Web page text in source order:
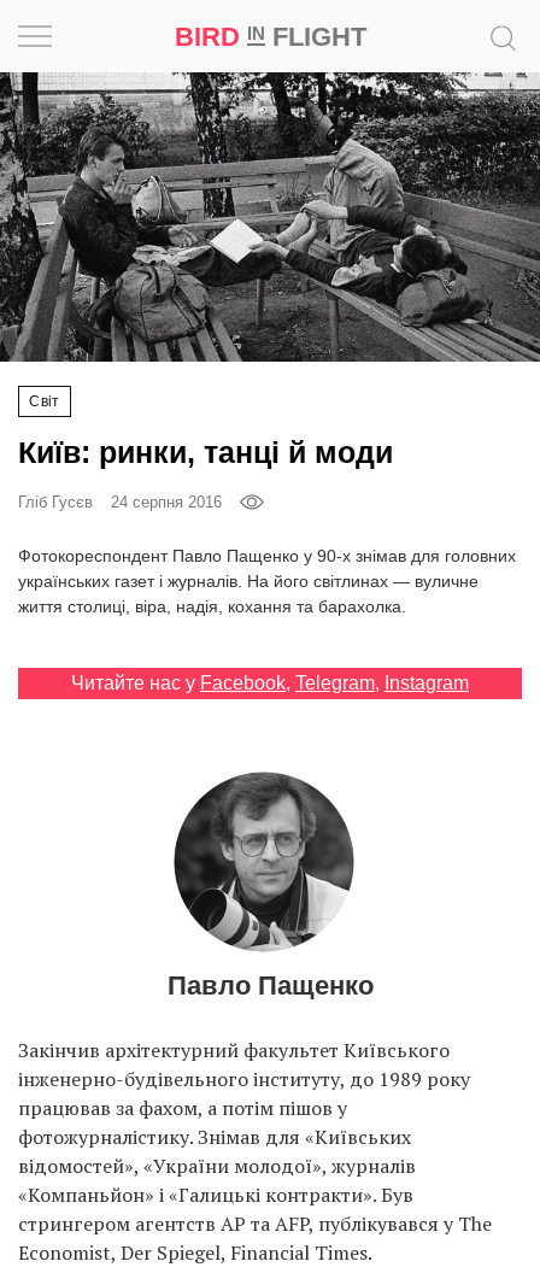
BIRD INFLIGHT
Світ
Київ: ринки, танці й моди
Гліб Гусєв 24 серпня 2016
Фотокореспондент Павло Пащенко у 90-х знімав для головних
українських газет і журналів. На його світлинах — вуличне
життя столиці, віра, надія, кохання та барахолка.
Читайте нас у Facebook, Telegram, Instagram
Павло Пащенко
Закінчив архітектурний факультет Київського
інженерно-будівельного інституту, до 1989 року
працював за фахом, а потім пішов у
фотожурналістику. Знімав для «Київських
відомостей», «України молодої», журналів
«Компаньйон» і «Галицькі контракти». Був
стрингером агентств AP та AFP, публікувався у The
Economist, Der Spiegel, Financial Times.